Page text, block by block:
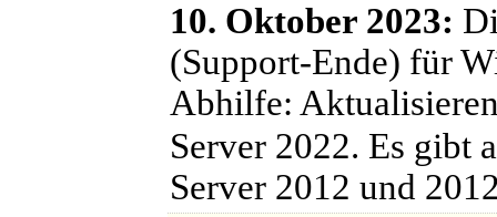
10. Oktober 2023:
(Support-Ende) für
Abhilfe:
Server 2022. Es gibt
Server 2012 und